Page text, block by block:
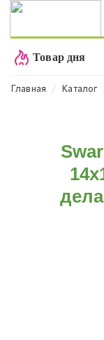
Товар дня
Главная ⁄ Каталог